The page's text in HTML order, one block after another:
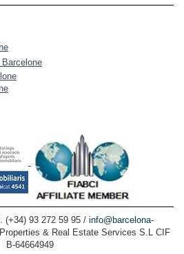
(+34) 93 272 59 95 / info@barcelona-
& Real Estate Services S.L CIF
B-64664949